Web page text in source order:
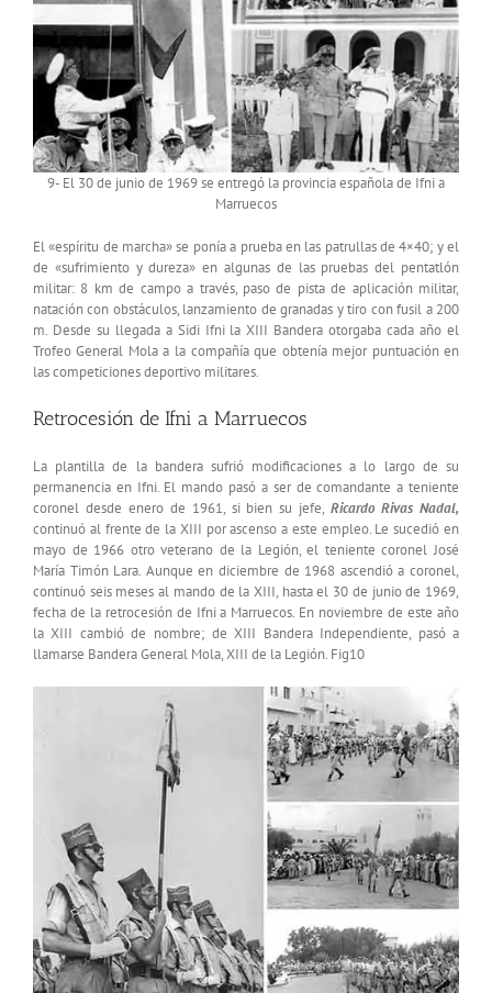
9- El 30 de junio de 1969 se entregó la provincia española de Ifni a
Marruecos
El «espíritu de marcha» se ponía a prueba en las patrullas de 4×40; y el
de «sufrimiento y dureza» en algunas de las pruebas del pentatlón
militar: 8 km de campo a través, paso de pista de aplicación militar,
natación con obstáculos, lanzamiento de granadas y tiro con fusil a 200
m. Desde su llegada a Sidi Ifni la XIII Bandera otorgaba cada año el
Trofeo General Mola a la compañía que obtenía mejor puntuación en
las competiciones deportivo militares.
Retrocesión de Ifni a Marruecos
La plantilla de la bandera sufrió modificaciones a lo largo de su
permanencia en Ifni. El mando pasó a ser de comandante a teniente
coronel desde enero de 1961, si bien su jefe,Ricardo Rivas Nadal,
continuó al frente de la XIII por ascenso a este empleo. Le sucedió en
mayo de 1966 otro veterano de la Legión, el teniente coronel José
María Timón Lara. Aunque en diciembre de 1968 ascendió a coronel,
continuó seis meses al mando de la XIII, hasta el 30 de junio de 1969,
fecha de la retrocesión de Ifni a Marruecos. En noviembre de este año
la XIII cambió de nombre; de XIII Bandera Independiente, pasó a
llamarse Bandera General Mola, XIII de la Legión. Fig10